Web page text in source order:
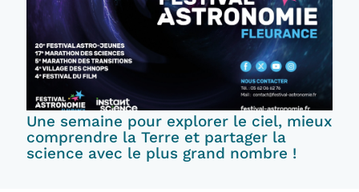
Une semaine pour explorer le ciel, mieux
comprendre la Terre et partager la
science avec le plus grand nombre !